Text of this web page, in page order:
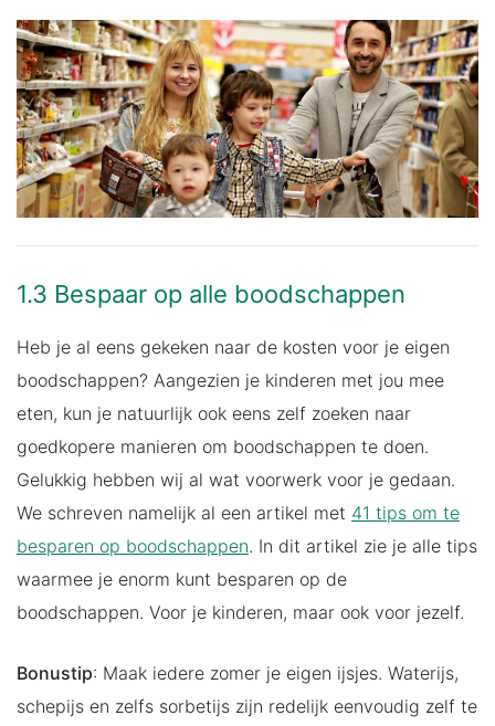
1.3 Bespaar op alle boodschappen
Heb je al eens gekeken naar de kosten voor je eigen
boodschappen? Aangezien je kinderen met jou mee
eten, kun je natuurlijk ook eens zelf zoeken naar
goedkopere manieren om boodschappen te doen.
Gelukkig hebben wij al wat voorwerk voor je gedaan.
We schreven namelijk al een artikel met 41 tips om te
besparen op boodschappen. In dit artikel zie je alle tips
waarmee je enorm kunt besparen op de
boodschappen. Voor je kinderen, maar ook voor jezelf.
Bonustip: Maak iedere zomer je eigen ijsjes. Waterijs,
schepijs en zelfs sorbetijs zijn redelijk eenvoudig zelf te